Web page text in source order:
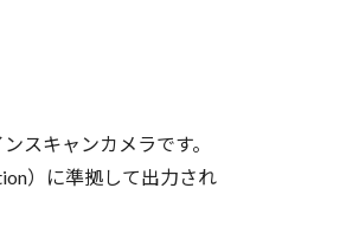
スキャンカメラです。
）に準拠して出力され